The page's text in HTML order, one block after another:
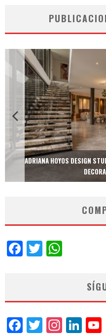
ADRIANA HOYOS DESIGN
Facebook
Twitter
Facebook
Twitter